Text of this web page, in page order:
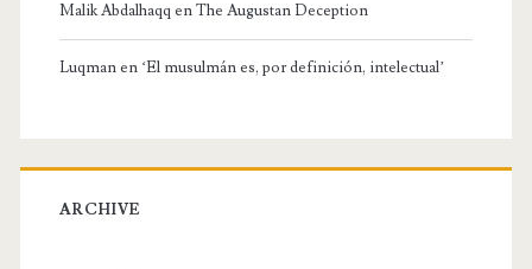
Malik Abdalhaqq enThe Augustan Deception
Luqmanen ‘El musulmán es, por definición, intelectual’
ARCHIVE